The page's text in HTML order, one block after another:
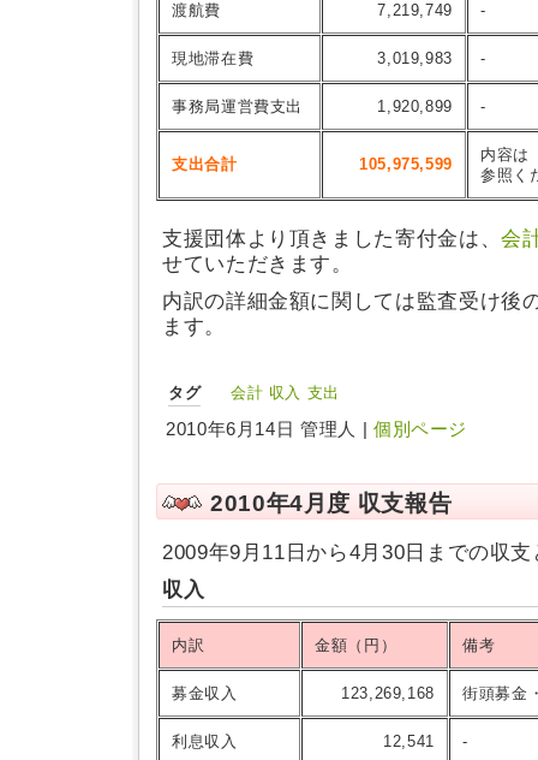
渡航費 7,219,749 -
現地滞在費 3,019,983 -
事務局運営費支出 1,920,899 -
支出合計 105,975,599
内容は
参照く
支援団体より頂きました寄付金は、会
せていただきます。
内訳の詳細金額に関しては監査受け後
ます。
タグ 会計 収入 支出
2010年6月14日 管理人 | 個別ページ
2010年4月度 収支報告
2009年9月11日から4月30日までの収
収入
内訳 金額（円） 備考
募金収入 123,269,168 街頭募金
利息収入 12,541 -